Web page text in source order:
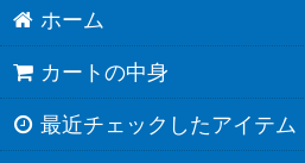
ホーム
カートの中身
最近チェックしたアイテム